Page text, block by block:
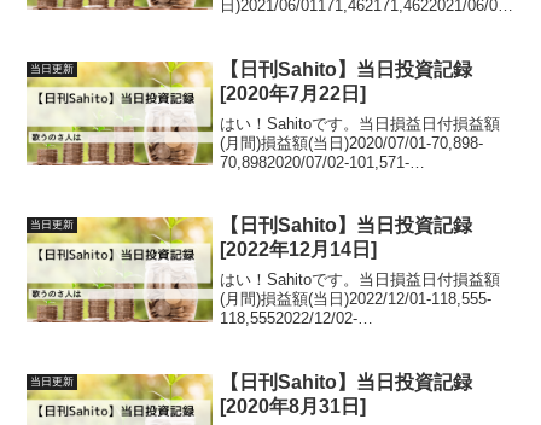
日)2021/06/01171,462171,4622021/06/02
6/0482,383...
当日更新
【日刊Sahito】当日投資記録
[2020年7月22日]
はい！Sahitoです。当日損益日付損益額
(月間)損益額(当日)2020/07/01-70,898-
70,8982020/07/02-101,571-
当日更新
【日刊Sahito】当日投資記録
[2022年12月14日]
はい！Sahitoです。当日損益日付損益額
(月間)損益額(当日)2022/12/01-118,555-
118,5552022/12/02-
当日更新
【日刊Sahito】当日投資記録
[2020年8月31日]